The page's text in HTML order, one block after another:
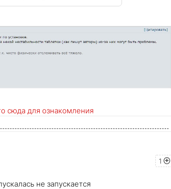
сюда для ознакомления
1
не запускается